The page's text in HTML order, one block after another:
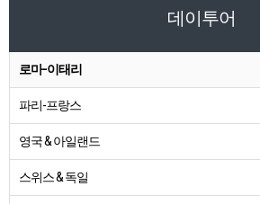
데이투어
로마-이태리
파리-프랑스
영국 & 아일랜드
스위스 & 독일